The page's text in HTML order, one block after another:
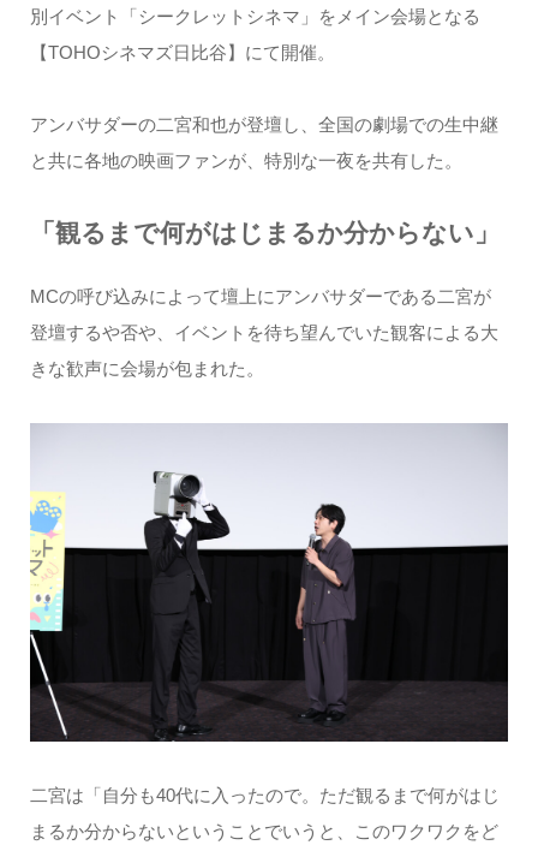
別イベント「シークレットシネマ」をメイン会場となる
【TOHOシネマズ日比谷】にて開催。
アンバサダーの二宮和也が登壇し、全国の劇場での生中継
と共に各地の映画ファンが、特別な一夜を共有した。
「観るまで何がはじまるか分からない」
MCの呼び込みによって壇上にアンバサダーである二宮が
登壇するや否や、イベントを待ち望んでいた観客による大
きな歓声に会場が包まれた。
二宮は「自分も40代に入ったので。ただ観るまで何がはじ
まるか分からないということでいうと、このワクワクをど